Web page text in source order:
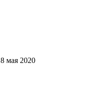
8 мая 2020